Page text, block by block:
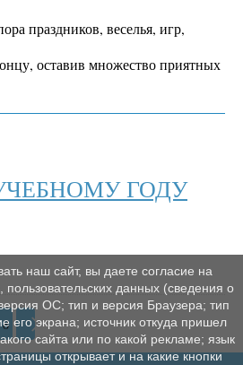
праздников, веселья, игр,
оставив множество приятных
ГОДУ
8
наш сайт, вы даете согласие на
данных (сведения о
ОС; тип и версия Браузера; тип
его экрана; источник откуда пришел
сайта или по какой рекламе; язык
открывает и на какие кнопки